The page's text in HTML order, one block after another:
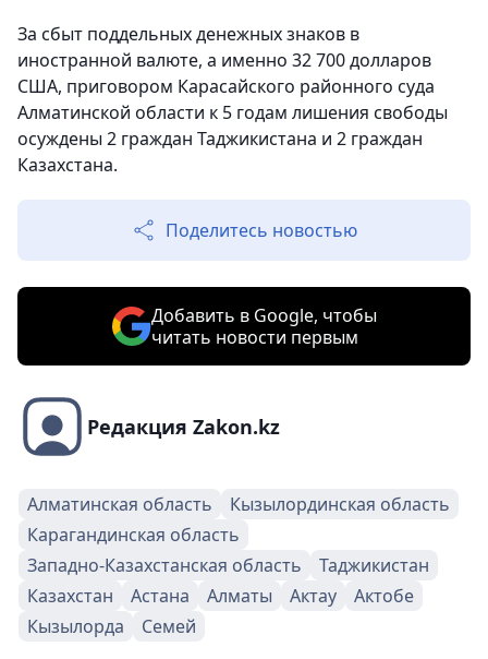
За сбыт поддельных денежных знаков в
иностранной валюте, а именно 32 700 долларов
США, приговором Карасайского районного суда
Алматинской области к 5 годам лишения свободы
осуждены 2 граждан Таджикистана и 2 граждан
Казахстана.
Поделитесь новостью
Добавить в Google, чтобы
читать новости первым
Редакция Zakon.kz
Алматинская область
Кызылординская область
Карагандинская область
Западно-Казахстанская область
Таджикистан
Казахстан
Астана Алматы Актау
Актобе
Кызылорда
Семей